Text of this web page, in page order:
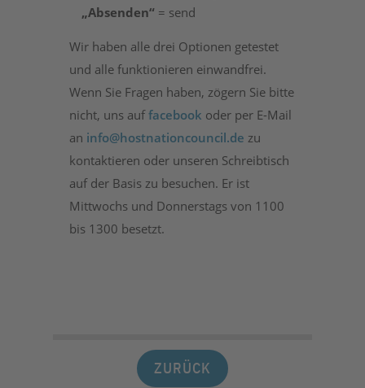
„Absenden“= send
Wir haben alle drei Optionen getestet
und alle funktionieren einwandfrei.
Wenn Sie Fragen haben, zögern Sie bitte
nicht, uns auffacebook oder per E-Mail
an info@hostnationcouncil.de zu
kontaktieren oder unseren Schreibtisch
auf der Basis zu besuchen. Er ist
Mittwochs und Donnerstags von 1100
bis 1300 besetzt.
ZURÜCK